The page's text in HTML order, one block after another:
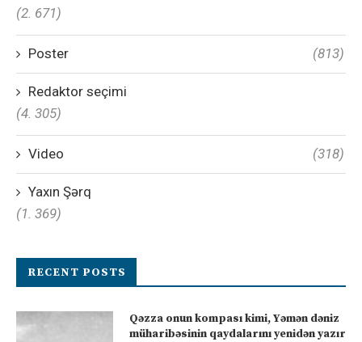
(2. 671)
Poster (813)
Redaktor seçimi
(4. 305)
Video (318)
Yaxın Şərq
(1. 369)
RECENT POSTS
Qəzza onun kompası kimi, Yəmən dəniz
müharibəsinin qaydalarını yenidən yazır